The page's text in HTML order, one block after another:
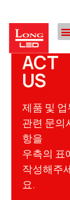
ACT
US
제품 및 업
관련 문의
항을
우측의 표
작성해주
요.